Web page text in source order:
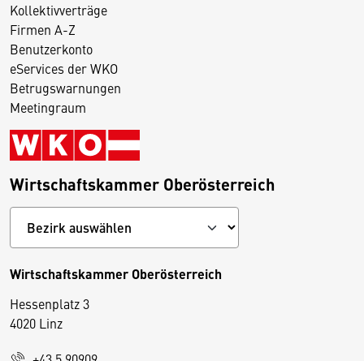
Kollektivverträge
Firmen A-Z
Benutzerkonto
eServices der WKO
Betrugswarnungen
Meetingraum
Wirtschaftskammer Oberösterreich
Wirtschaftskammer Oberösterreich
Hessenplatz 3
4020 Linz